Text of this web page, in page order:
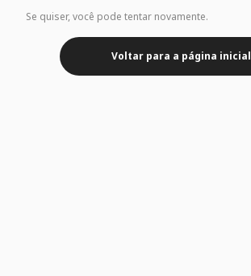
Se quiser, você pode tentar novamente.
Voltar para a página inicial